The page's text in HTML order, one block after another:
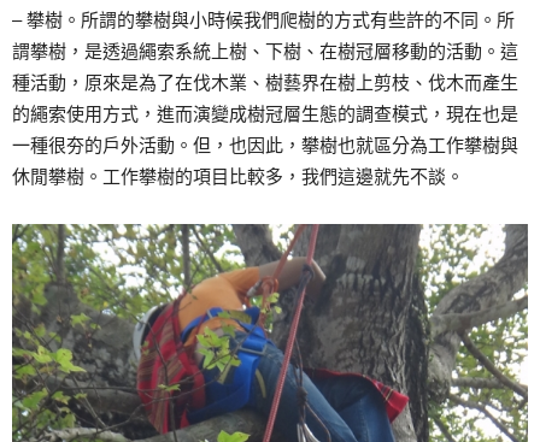
– 攀樹。所謂的攀樹與小時候我們爬樹的方式有些許的不同。所
謂攀樹，是透過繩索系統上樹、下樹、在樹冠層移動的活動。這
種活動，原來是為了在伐木業、樹藝界在樹上剪枝、伐木而產生
的繩索使用方式，進而演變成樹冠層生態的調查模式，現在也是
一種很夯的戶外活動。但，也因此，攀樹也就區分為工作攀樹與
休閒攀樹。工作攀樹的項目比較多，我們這邊就先不談。